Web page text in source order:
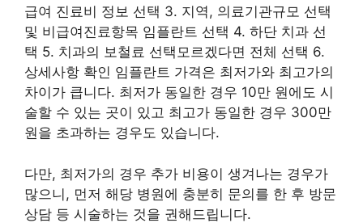
급여 진료비 정보 선택 3. 지역, 의료기관규모 선택
및 비급여진료항목 임플란트 선택 4. 하단 치과 선
택 5. 치과의 보철료 선택모르겠다면 전체 선택 6.
상세사항 확인 임플란트 가격은 최저가와 최고가의
차이가 큽니다. 최저가 동일한 경우 10만 원에도 시
술할 수 있는 곳이 있고 최고가 동일한 경우 300만
원을 초과하는 경우도 있습니다.
다만, 최저가의 경우 추가 비용이 생겨나는 경우가
많으니, 먼저 해당 병원에 충분히 문의를 한 후 방문
상담 등 시술하는 것을 권해드립니다.